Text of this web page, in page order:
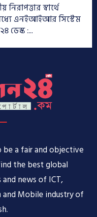
স্বার্থে
এনইআইআর সিস্টেম
ডেস্ক :...
a fair and objective
the best global
news of ICT,
Mobile industry of